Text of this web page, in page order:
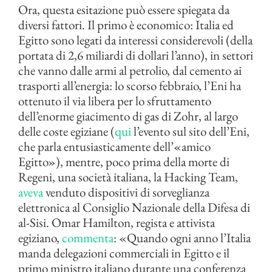
Ora, questa esitazione può essere spiegata da
diversi fattori. Il primo è economico: Italia ed
Egitto sono legati da interessi considerevoli (della
portata di 2,6 miliardi di dollari l’anno), in settori
che vanno dalle armi al petrolio, dal cemento ai
trasporti all’energia: lo scorso febbraio, l’Eni ha
ottenuto il via libera per lo sfruttamento
dell’enorme giacimento di gas di Zohr, al largo
delle coste egiziane (quil’evento sul sito dell’Eni,
che parla entusiasticamente dell’«amico
Egitto»), mentre, poco prima della morte di
Regeni, una società italiana, la Hacking Team,
avevavenduto dispositivi di sorveglianza
elettronica al Consiglio Nazionale della Difesa di
al-Sisi. Omar Hamilton, regista e attivista
egiziano,commenta: «Quando ogni anno l’Italia
manda delegazioni commerciali in Egitto e il
primo ministro italiano durante una conferenza